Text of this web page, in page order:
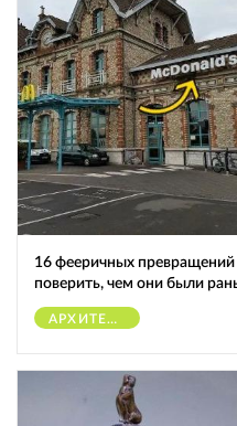
16 фееричных
поверить, чем они были
АРХИТЕКТУРА